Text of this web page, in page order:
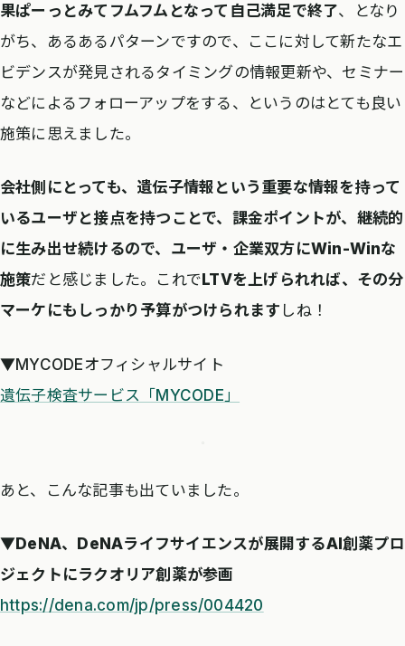
果ぱーっとみてフムフムとなって自己満足で終了、となり
がち、あるあるパターンですので、ここに対して新たなエ
ビデンスが発見されるタイミングの情報更新や、セミナー
などによるフォローアップをする、というのはとても良い
施策に思えました。
会社側にとっても、遺伝子情報という重要な情報を持って
いるユーザと接点を持つことで、課金ポイントが、継続的
に生み出せ続けるので、ユーザ・企業双方にWin-Winな
施策だと感じました。これで LTVを上げられれば、その分
マーケにもしっかり予算がつけられます しね！
▼MYCODEオフィシャルサイト
遺伝子検査サービス「MYCODE」
あと、こんな記事も出ていました。
▼DeNA、DeNAライフサイエンスが展開するAI創薬プロ
ジェクトにラクオリア創薬が参画
https://dena.com/jp/press/004420